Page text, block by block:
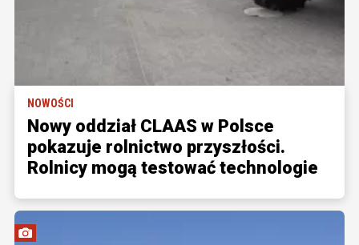
NOWOŚCI
Nowy oddział CLAAS w Polsce
pokazuje rolnictwo przyszłości.
Rolnicy mogą testować technologie